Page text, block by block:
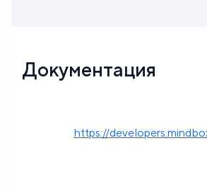
Документация
https://